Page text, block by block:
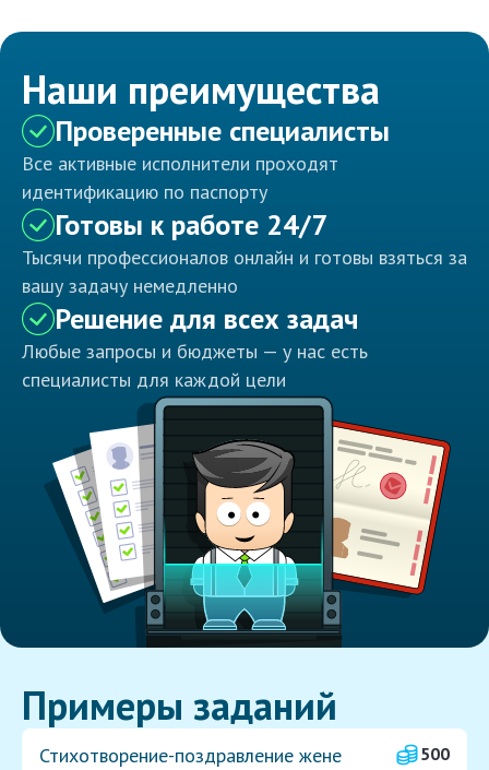
Наши преимущества
Проверенные специалисты
Все активные исполнители проходят
идентификацию по паспорту
Готовы к работе 24/7
Тысячи профессионалов онлайн и готовы взяться за
вашу задачу немедленно
Решение для всех задач
Любые запросы и бюджеты — у нас есть
специалисты для каждой цели
Примеры заданий
Стихотворение-поздравление жене
500